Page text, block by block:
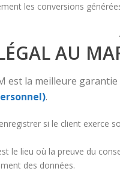
les conversions
AU
est la meilleure
.
si le client exerce
le lieu où la preuve du
des données.